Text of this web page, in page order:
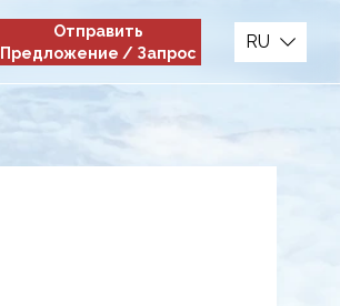
Отправить
Предложение / Запрос
RU